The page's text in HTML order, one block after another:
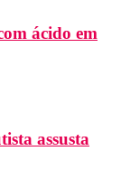
ácido em
assusta